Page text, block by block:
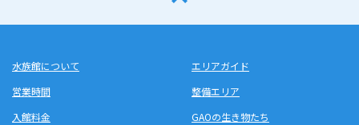
水族館について
営業時間
入館料金
エリアガイド
整備エリア
GAOの生き物たち